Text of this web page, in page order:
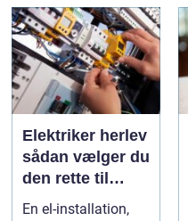
Elektriker herlev
sådan vælger du
den rette til
opgaven
En el-installation,